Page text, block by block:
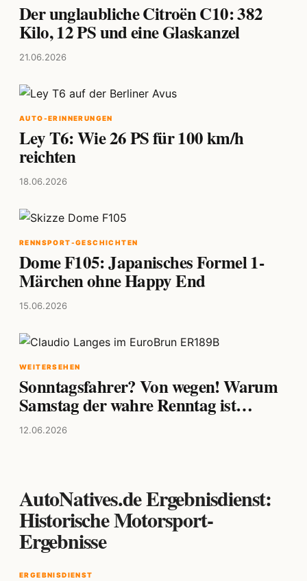
Der unglaubliche Citroën C10: 382
Kilo, 12 PS und eine Glaskanzel
21.06.2026
AUTO-ERINNERUNGEN
Ley T6: Wie 26 PS für 100 km/h
reichten
18.06.2026
RENNSPORT-GESCHICHTEN
Dome F105: Japanisches Formel 1-
Märchen ohne Happy End
15.06.2026
WEITERSEHEN
Sonntagsfahrer? Von wegen! Warum
Samstag der wahre Renntag ist…
12.06.2026
AutoNatives.de Ergebnisdienst:
Historische Motorsport-
Ergebnisse
ERGEBNISDIENST